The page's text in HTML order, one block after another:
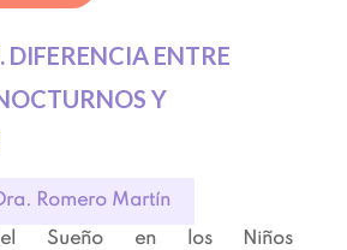
DIFERENCIA ENTRE
Y
Romero Martín
del Sueño en los Niños